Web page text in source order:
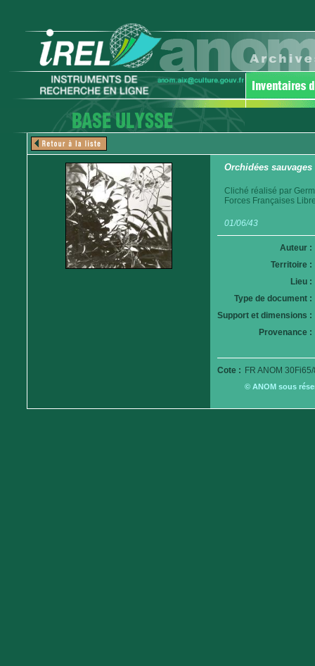
Orchidées sauvages
Cliché réalisé par
Forces Françaises
01/06/43
Auteur :
Territoire :
Lieu :
Type de document :
Support et dimensions :
Provenance :
Cote : FR ANOM
© ANOM sous